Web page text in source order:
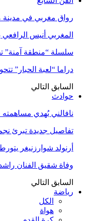
رواق مغربي في مدينة
المغربي أنيس
سلسلة “منطقة آمنة”
دراما “لعبة الحبار”
السابق التالي
حوادث
نافالني يُهدي
تفاصيل جديدة تبرئ
أرنولد شوارزنيغر
وفاة شقيق الفنان
السابق التالي
رياضة
الكل
هواة